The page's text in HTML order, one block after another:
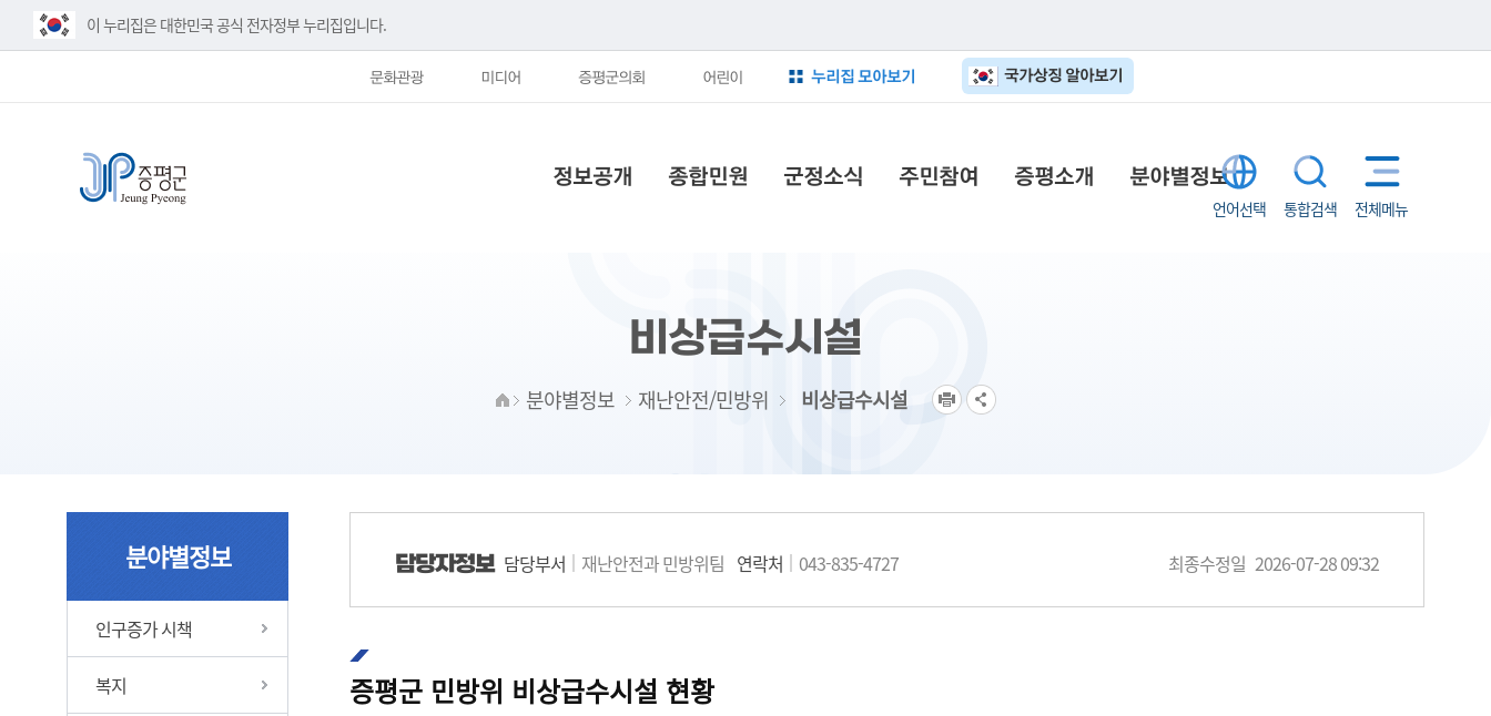
이 누리집은 대한민국 공식 전자정부 누리집입니다.
문화관광 미디어 증평군의회 어린이 누리집 모아보기 국가상징 알아보기
언어선택 통합검색 전체메뉴
정보공개 종합민원 군정소식 주민참여 증평소개 분야별정보
비상급수시설
분야별정보 재난안전/민방위 비상급수시설
분야별정보
인구증가 시책
복지
담당자정보 담당부서 재난안전과 민방위팀 연락처 043-835-4727 최종수정일 2026-07-28 09:32
증평군 민방위 비상급수시설 현황